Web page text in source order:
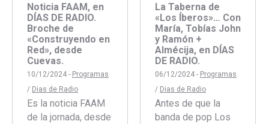
Noticia FAAM, en
DÍAS DE RADIO.
Broche de
«Construyendo en
Red», desde
Cuevas.
10/12/2024 - Programas
/ Dias de Radio
Es la noticia FAAM
de la jornada, desde
La Taberna de
«Los Íberos»… Con
María, Tobías John
y Ramón +
Almécija, en DÍAS
DE RADIO.
06/12/2024 - Programas
/ Dias de Radio
Antes de que la
banda de pop Los